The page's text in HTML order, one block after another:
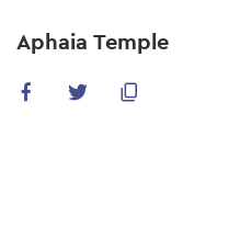
Aphaia Temple